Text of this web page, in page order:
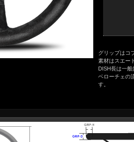
グリップはコ
素材はスエー
DISH長は一
ベローチェの
す。